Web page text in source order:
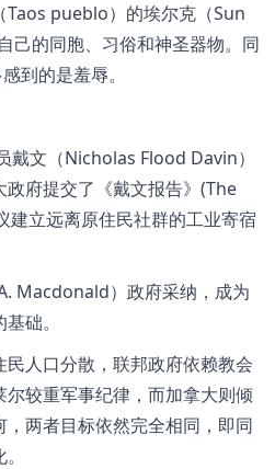
Taos pueblo）的埃尔克（Sun
己的同胞、习俗和神圣器物。同
到的是羞辱。
戴文（Nicholas Flood Davin）
府提交了《戴文报告》(The
立远离原住民社群的工业寄宿
Macdonald）政府采纳，成为
础。
人口分散，联邦政府依赖教会
较重军事纪律，而加拿大则倾
两者目标依然完全相同，即同